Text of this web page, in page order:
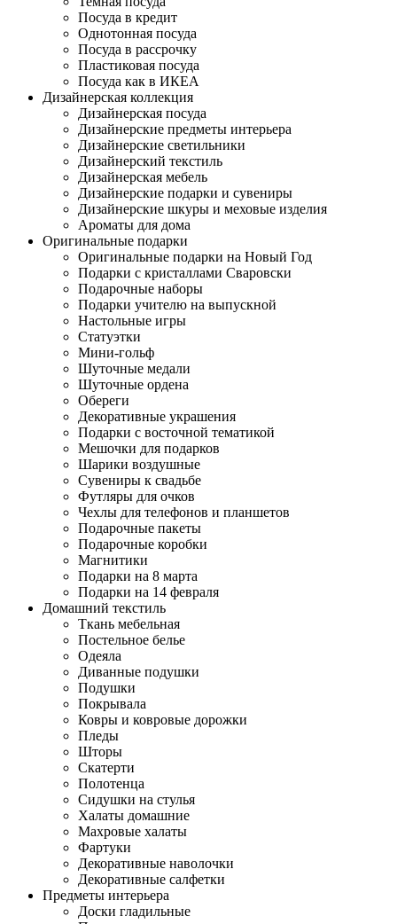
Посуда в кредит
Однотонная посуда
Посуда в рассрочку
Пластиковая посуда
Посуда как в ИКЕА
Дизайнерская коллекция
Дизайнерская посуда
Дизайнерские предметы интерьера
Дизайнерские светильники
Дизайнерский текстиль
Дизайнерская мебель
Дизайнерские подарки и сувениры
Дизайнерские шкуры и меховые изделия
Ароматы для дома
Оригинальные подарки
Оригинальные подарки на Новый Год
Подарки с кристаллами Сваровски
Подарочные наборы
Подарки учителю на выпускной
Настольные игры
Статуэтки
Мини-гольф
Шуточные медали
Шуточные ордена
Обереги
Декоративные украшения
Подарки с восточной тематикой
Мешочки для подарков
Шарики воздушные
Сувениры к свадьбе
Футляры для очков
Чехлы для телефонов и планшетов
Подарочные пакеты
Подарочные коробки
Магнитики
Подарки на 8 марта
Подарки на 14 февраля
Домашний текстиль
Ткань мебельная
Постельное белье
Одеяла
Диванные подушки
Подушки
Покрывала
Ковры и ковровые дорожки
Пледы
Шторы
Скатерти
Полотенца
Сидушки на стулья
Халаты домашние
Махровые халаты
Фартуки
Декоративные наволочки
Декоративные салфетки
Предметы интерьера
Доски гладильные